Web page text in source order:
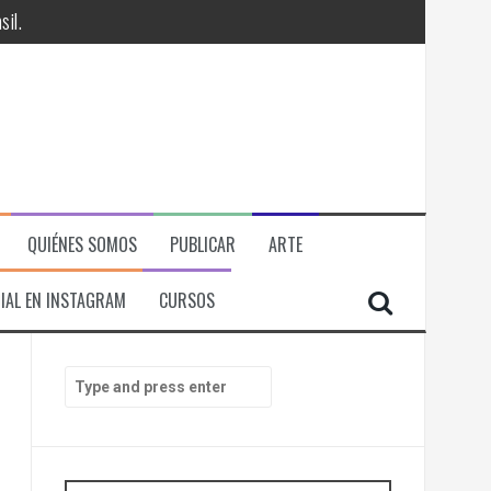
ECONOMICA Y POLITICA
QUIÉNES SOMOS PUBLICAR ARTE
EN INSTAGRAM CURSOS
h